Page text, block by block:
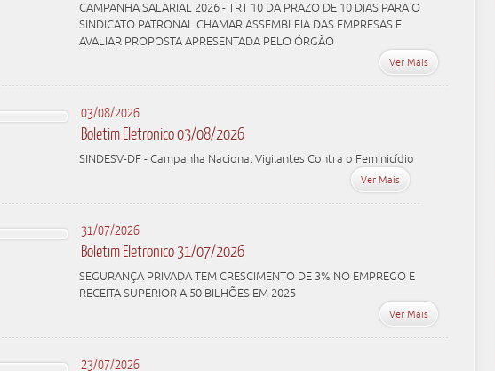
CAMPANHA SALARIAL 2026 - TRT 10 DA PRAZO DE 10 DIAS PARA O
SINDICATO PATRONAL CHAMAR ASSEMBLEIA DAS EMPRESAS E
AVALIAR PROPOSTA APRESENTADA PELO ÓRGÃO
Ver Mais
03/08/2026
Boletim Eletronico 03/08/2026
SINDESV-DF - Campanha Nacional Vigilantes Contra o Feminicídio
Ver Mais
31/07/2026
Boletim Eletronico 31/07/2026
SEGURANÇA PRIVADA TEM CRESCIMENTO DE 3% NO EMPREGO E
RECEITA SUPERIOR A 50 BILHÕES EM 2025
Ver Mais
23/07/2026